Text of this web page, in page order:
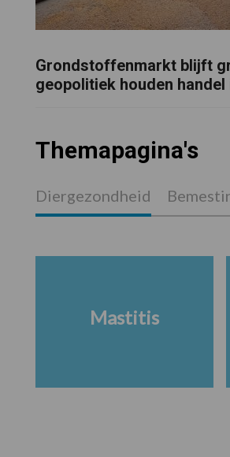
Grondstoffenmarkt blijft
geopolitiek houden handel
Themapagina's
Diergezondheid
Mastitis